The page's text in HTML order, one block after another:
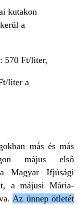
kutakon
a
570 Ft/liter,
liter a
más és más
május első
a Magyar Ifjúsági
a májusi Mária-
Az ünnep ötletét